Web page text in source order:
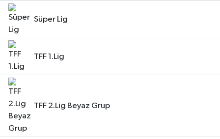
Süper Lig
TFF 1.Lig
TFF 2.Lig Beyaz Grup